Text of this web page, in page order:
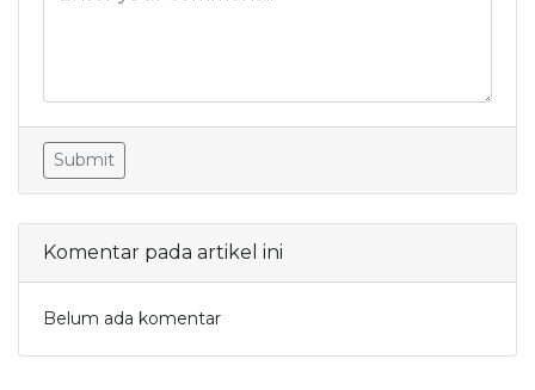
Submit
Komentar pada artikel ini
Belum ada komentar